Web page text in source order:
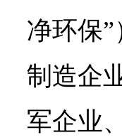
净环保
制造企
军企业